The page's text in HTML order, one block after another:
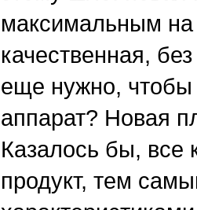
максимальным
качественная,
еще нужно,
аппарат? Новая
Казалось бы, все
продукт, тем